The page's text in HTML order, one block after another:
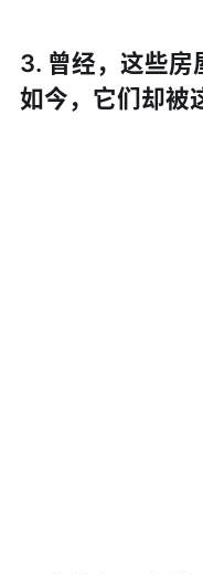
3. 曾经，这些房
如今，它们却被